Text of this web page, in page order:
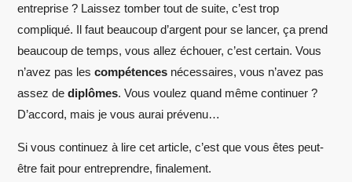
entreprise ? Laissez tomber tout de suite, c’est trop
compliqué. Il faut beaucoup d’argent pour se lancer, ça prend
beaucoup de temps, vous allez échouer, c’est certain. Vous
n’avez pas les compétences nécessaires, vous n’avez pas
assez de diplômes. Vous voulez quand même continuer ?
D’accord, mais je vous aurai prévenu…
Si vous continuez à lire cet article, c’est que vous êtes peut-
être fait pour entreprendre, finalement.